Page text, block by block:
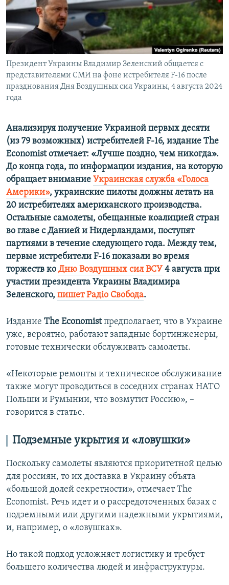
ПОБЕДИТЕЛЕЙ НЕ СУДЯТ?
КРЫМ.НЕПОКОРЕННЫЙ
УКРАИНСКАЯ ПРОБЛЕМА КРЫМА
ПРИСОЕДИНЯЙТЕСЬ!
Все сайты RFE/RL
Президент Украины Владимир Зеленский общается с
представителями СМИ на фоне истребителя F-16 после
празднования Дня Воздушных сил Украины, 4 августа 2024
года
Анализируя получение Украиной первых десяти
(из 79 возможных) истребителей F-16, издание The
Economist отмечает: «Лучше поздно, чем никогда».
До конца года, по информации издания, на которую
обращает внимание Украинская служба «Голоса
Америки», украинские пилоты должны летать на
20 истребителях американского производства.
Остальные самолеты, обещанные коалицией стран
во главе с Данией и Нидерландами, поступят
партиями в течение следующего года. Между тем,
первые истребители F-16 показали во время
торжеств ко Дню Воздушных сил ВСУ 4 августа при
участии президента Украины Владимира
Зеленского, пишет Радіо Свобода.
Издание The Economistпредполагает, что в Украине
уже, вероятно, работают западные бортинженеры,
готовые технически обслуживать самолеты.
«Некоторые ремонты и техническое обслуживание
также могут проводиться в соседних странах НАТО
Польши и Румынии, что возмутит Россию», –
говорится в статье.
Подземные укрытия и «ловушки»
Поскольку самолеты являются приоритетной целью
для россиян, то их доставка в Украину объята
«большой долей секретности», отмечает The
Economist. Речь идет и о рассредоточенных базах с
подземными или другими надежными укрытиями,
и, например, о «ловушках».
Но такой подход усложняет логистику и требует
большего количества людей и инфраструктуры.